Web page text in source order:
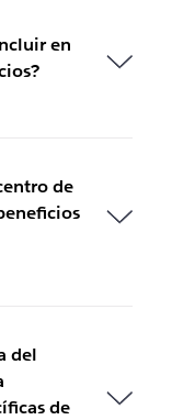
en
de
del
de